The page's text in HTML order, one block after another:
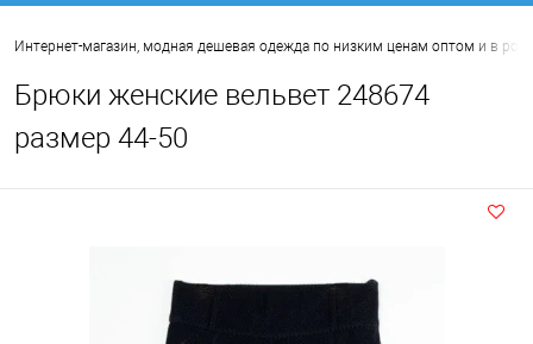
Интернет-магазин, модная дешевая одежда по низким ценам оптом и в
Брюки женские вельвет 248674
размер 44-50